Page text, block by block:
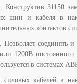
31150
шин и кабеля в
контактов
соединять и
1200В постоянного
в системах
силовых кабелей в